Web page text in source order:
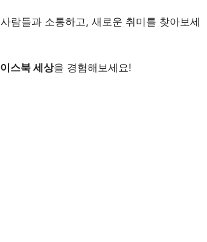
람들과 소통하고, 새로운 취미를 찾아보세
스북 세상을 경험해보세요!